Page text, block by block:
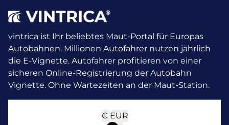
vintrica ist Ihr beliebtes Maut-Portal für Europas
Autobahnen. Millionen Autofahrer nutzen jährlich
die E-Vignette. Autofahrer profitieren von einer
sicheren Online-Registrierung der Autobahn
Vignette. Ohne Wartezeiten an der Maut-Station.
€ EUR